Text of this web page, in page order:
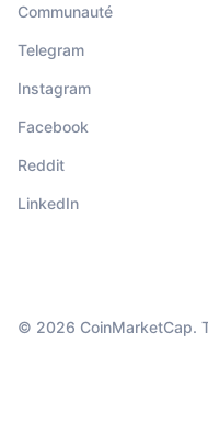
Communauté
Telegram
Instagram
Facebook
Reddit
LinkedIn
© 2026 CoinMarketCap.